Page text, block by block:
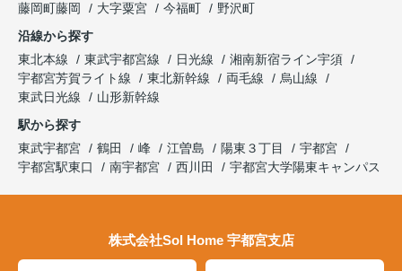
藤岡町藤岡
大字粟宮 今福町
野沢町
沿線から探す
東北本線
東武宇都宮線 日光線
湘南新宿ライン宇須
宇都宮芳賀ライト線
東北新幹線 両毛線
烏山線
東武日光線
山形新幹線
駅から探す
東武宇都宮
鶴田 峰 江曽島 陽東３丁目
宇都宮
宇都宮駅東口
南宇都宮 西川田 宇都宮大学陽東キャンパス
株式会社Sol Home 宇都宮支店